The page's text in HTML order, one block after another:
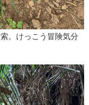
。けっこう冒険気分